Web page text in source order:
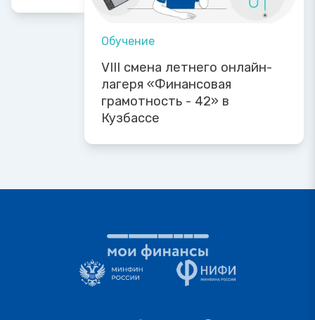
Обучение
VIII смена летнего онлайн-
лагеря «Финансовая
грамотность - 42» в
Кузбассе